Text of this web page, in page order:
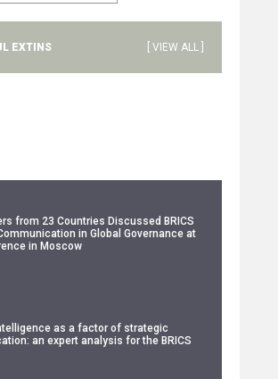
EXTINS [ VIEW ALL ]
from 23 Countries Discussed BRICS
in Global Governance at
in Moscow
as a factor of strategic
an expert analysis for the BRICS